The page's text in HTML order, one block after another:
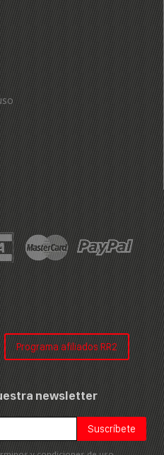
Programa afiliados RR2
newsletter